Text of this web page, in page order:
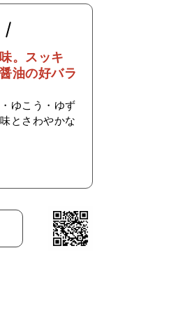
。スッキ
油の好バラ
ゆこう・ゆず
とさわやかな